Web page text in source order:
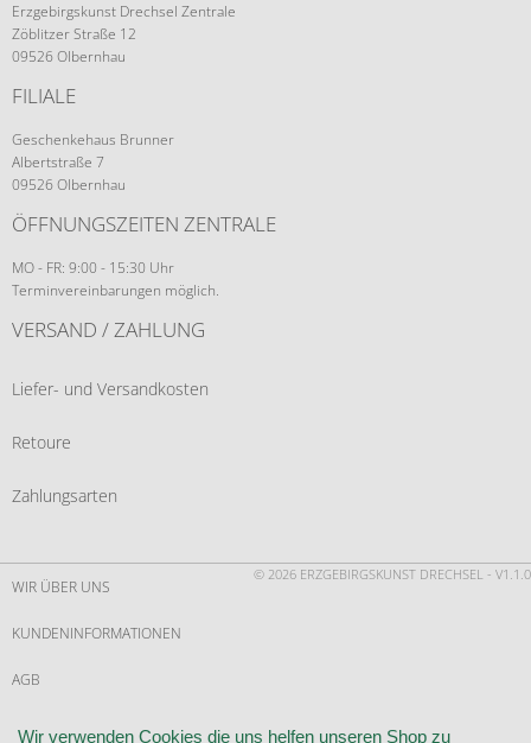
Erzgebirgskunst Drechsel Zentrale
Zöblitzer Straße 12
09526 Olbernhau
FILIALE
Geschenkehaus Brunner
Albertstraße 7
09526 Olbernhau
ÖFFNUNGSZEITEN ZENTRALE
MO - FR: 9:00 - 15:30 Uhr
Terminvereinbarungen möglich.
VERSAND / ZAHLUNG
Liefer- und Versandkosten
Retoure
Zahlungsarten
© 2026 ERZGEBIRGSKUNST DRECHSEL - V1.1.0
WIR ÜBER UNS
KUNDENINFORMATIONEN
AGB
WIDERRUF
Wir verwenden Cookies die uns helfen unseren Shop zu